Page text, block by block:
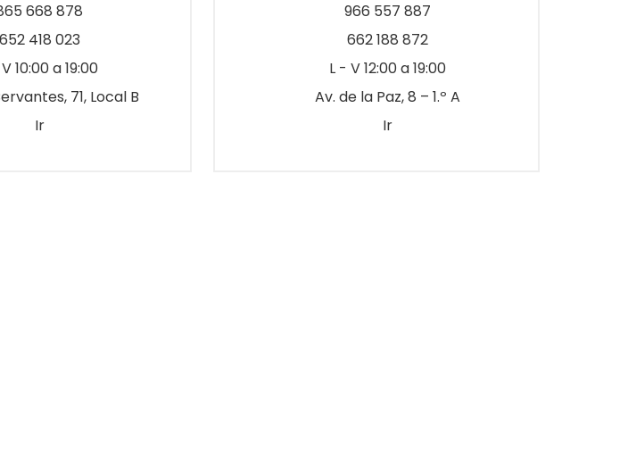
668 878
652 418 023
10:00 a 19:00
71, Local B
Ir
966 557 887
662 188 872
L - V 12:00 a 19:00
Av. de la Paz, 8 – 1.º A
Ir